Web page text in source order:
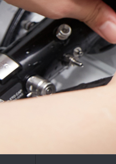
- 최고 사양의 의료장비로 안전하고
- 소화기 내과 분과 전문의, 내시경
- 건물 지상에 주차공간이 마련되어 있